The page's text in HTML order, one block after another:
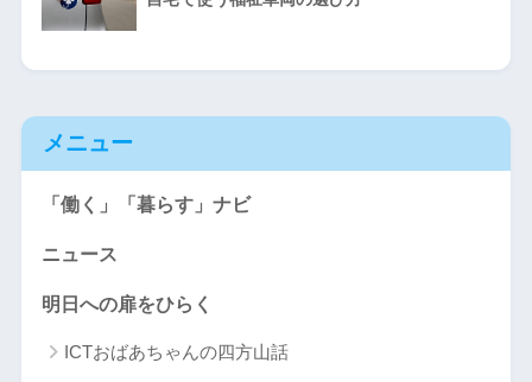
メニュー
「働く」「暮らす」ナビ
ニュース
明日への扉をひらく
ICTおばあちゃんの四方山話